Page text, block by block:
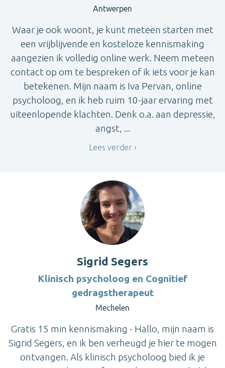
Antwerpen
Waar je ook woont, je kunt meteen starten met
een vrijblijvende en kosteloze kennismaking
aangezien ik volledig online werk. Neem meteen
contact op om te bespreken of ik iets voor je kan
betekenen. Mijn naam is Iva Pervan, online
psycholoog, en ik heb ruim 10-jaar ervaring met
uiteenlopende klachten. Denk o.a. aan depressie,
angst, ...
Lees verder
Sigrid Segers
Klinisch psycholoog en Cognitief
gedragstherapeut
Mechelen
Gratis 15 min kennismaking - Hallo, mijn naam is
Sigrid Segers, en ik ben verheugd je hier te mogen
ontvangen. Als klinisch psycholoog bied ik je